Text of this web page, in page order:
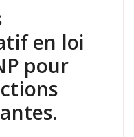
en loi
pour